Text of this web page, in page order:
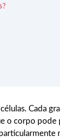
Cada
o corpo